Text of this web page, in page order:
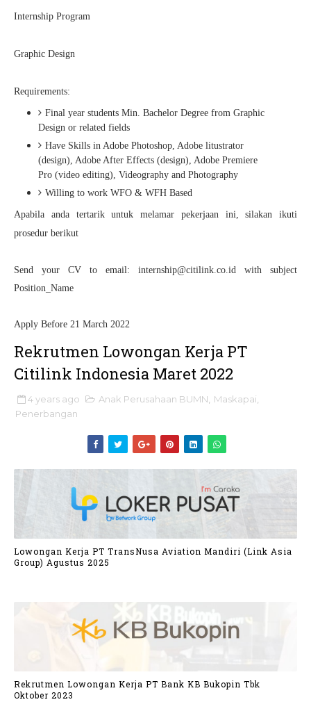
Internship Program
Graphic Design
Requirements:
Final year students Min. Bachelor Degree from Graphic
Design or related fields
Have Skills in Adobe Photoshop, Adobe litustrator
(design), Adobe After Effects (design), Adobe Premiere
Pro (video editing), Videography and Photography
Willing to work WFO & WFH Based
Apabila anda tertarik untuk melamar pekerjaan ini, silakan ikuti
prosedur berikut
Send your CV to email: internship@citilink.co.id with subject
Position_Name
Apply Before 21 March 2022
Rekrutmen Lowongan Kerja PT
Citilink Indonesia Maret 2022
4 years ago Anak Perusahaan BUMN Maskapai
Penerbangan
Lowongan Kerja PT TransNusa Aviation Mandiri (Link Asia
Group) Agustus 2025
Rekrutmen Lowongan Kerja PT Bank KB Bukopin Tbk
Oktober 2023